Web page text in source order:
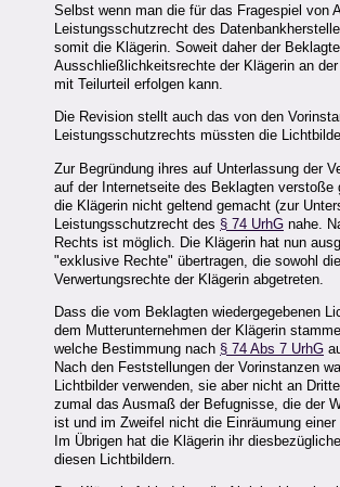
Selbst wenn man die für das Fragespiel von
Leistungsschutzrecht des
somit die Klägerin. Soweit daher der
Ausschließlichkeitsrechte der Klägerin an
mit Teilurteil erfolgen kann.
Die Revision stellt auch das von den
Leistungsschutzrechts müssten die
Zur Begründung ihres auf Unterlassung der
auf der Internetseite des Beklagten verstoße
die Klägerin nicht geltend gemacht (zur
Leistungsschutzrecht des § 74 UrhG nahe.
Rechts ist möglich. Die Klägerin hat nun
"exklusive Rechte" übertragen, die sowohl
Verwertungsrechte der Klägerin abgetreten.
Dass die vom Beklagten wiedergegebenen
dem Mutterunternehmen der Klägerin
welche Bestimmung nach § 74 Abs 7 UrhG
Nach den Feststellungen der Vorinstanzen
Lichtbilder verwenden, sie aber nicht an
zumal das Ausmaß der Befugnisse, die der
ist und im Zweifel nicht die Einräumung
Im Übrigen hat die Klägerin ihr
diesen Lichtbildern.